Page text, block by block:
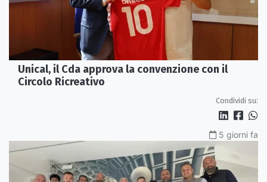
Unical, il Cda approva la convenzione con il
Circolo Ricreativo
Condividi su:
5 giorni fa